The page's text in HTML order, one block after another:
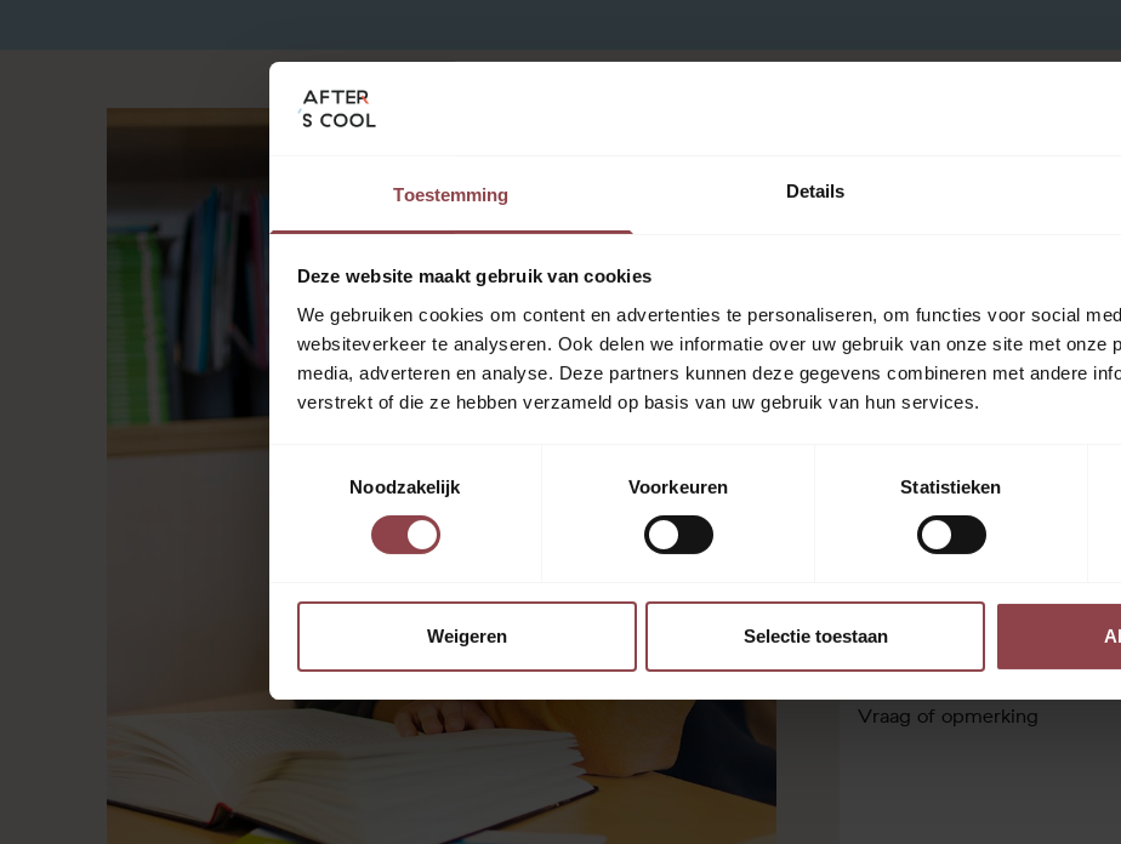
Toestemming Details
Deze website maakt gebruik van cookies
We gebruiken cookies om content en advertenties te personaliseren, om functies voor social
websiteverkeer te analyseren. Ook delen we informatie over uw gebruik van onze site met onze
media, adverteren en analyse. Deze partners kunnen deze gegevens combineren met andere
verstrekt of die ze hebben verzameld op basis van uw gebruik van hun services.
Noodzakelijk
Voorkeuren Statistieken
Weigeren Selectie toestaan
Neem contact op via
We reageren binnen 24
Naam
*
Voornaam
Vraag